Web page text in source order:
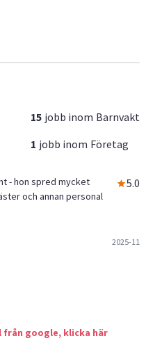
15 jobb inom Barnvakt
1 jobb inom Företag
- hon spred mycket
och annan personal
5.0
2025-11
google, klicka här